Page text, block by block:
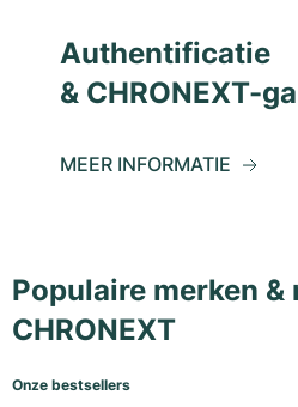
Authentificatie
& CHRONEXT-
MEER INFORMATIE
Populaire merken &
CHRONEXT
Onze bestsellers